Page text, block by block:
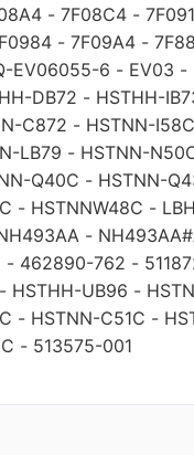
- 7F08C4 -
- 7F09A4 -
EV06055-6 - EV03 -
DB72 - HSTHH-
C872 - HSTNN-I58C
LB79 - HSTNN-
Q40C - HSTNN-
- HSTNNW48C -
-
- 462890-762 -
- HSTHH-UB96 -
- HSTNN-C51C -
- 513575-001